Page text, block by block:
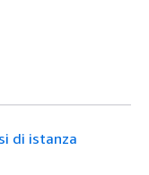
di istanza